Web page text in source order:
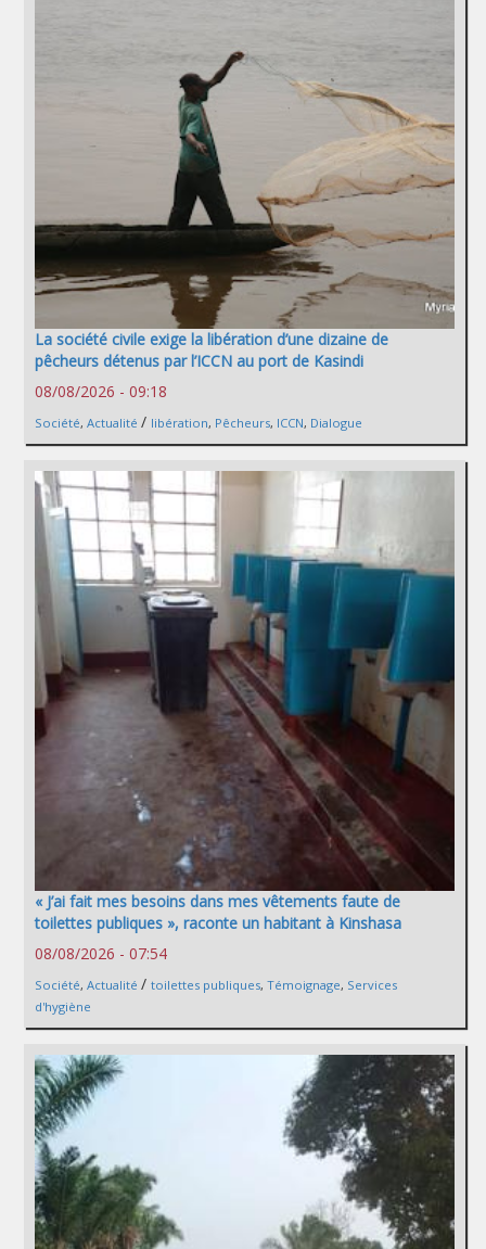
La société civile exige la libération d’une dizaine de
pêcheurs détenus par l’ICCN au port de Kasindi
08/08/2026 - 09:18
Société, Actualité / libération, Pêcheurs, ICCN, Dialogue
« J’ai fait mes besoins dans mes vêtements faute de
toilettes publiques », raconte un habitant à Kinshasa
08/08/2026 - 07:54
Société, Actualité / toilettes publiques, Témoignage, Services
d'hygiène